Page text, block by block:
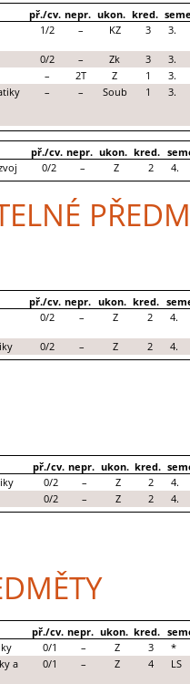
př./cv. nepr. ukon. kred.
1/2 – KZ 3 3.
0/2 – Zk 3
3.
– 2T Z 1
3.
– – Soub 1 3.
př./cv. nepr. ukon. kred.
0/2 – Z 2 4.
př./cv. nepr. ukon. kred.
0/2 – Z 2 4.
0/2 – Z 2 4.
př./cv. nepr. ukon. kred.
0/2 – Z 2
4.
0/2 – Z 2 4.
př./cv. nepr. ukon. kred.
0/1 – Z 3
*
a
0/1 – Z 4 LS